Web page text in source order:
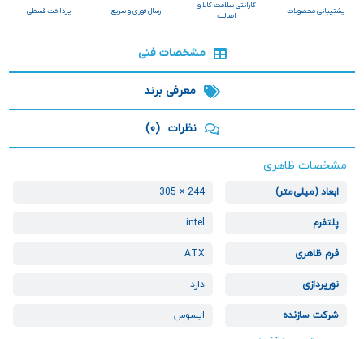
پشتیبانی محصولات
گارانتی سلامت کالا و
اصالت
ارسال فوری و سریع پرداخت قسطی
مشخصات فنی
معرفی برند
نظرات (0)
مشخصات ظاهری
ابعاد (میلی‌متر) 244 × 305
پلتفرم intel
فرم ظاهری ATX
نورپردازی دارد
شرکت سازنده ایسوس